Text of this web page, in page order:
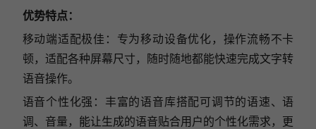
优势特点：
移动端适配极佳：专为移动设备优化，操作流畅不卡
顿，适配各种屏幕尺寸，随时随地都能快速完成文字转
语音操作。
语音个性化强：丰富的语音库搭配可调节的语速、语
调、音量，能让生成的语音贴合用户的个性化需求，更